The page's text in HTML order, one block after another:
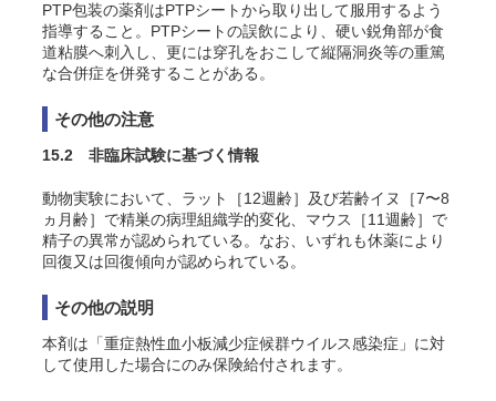
PTP包装の薬剤はPTPシートから取り出して服用するよう
指導すること。PTPシートの誤飲により、硬い鋭角部が食
道粘膜へ刺入し、更には穿孔をおこして縦隔洞炎等の重篤
な合併症を併発することがある。
その他の注意
15.2 非臨床試験に基づく情報
動物実験において、ラット［12週齢］及び若齢イヌ［7〜8
ヵ月齢］で精巣の病理組織学的変化、マウス［11週齢］で
精子の異常が認められている。なお、いずれも休薬により
回復又は回復傾向が認められている 。
その他の説明
本剤は 「重症熱性血小板減少症候群ウイルス感染症」に対
して使用した場合にのみ保険給付されます。